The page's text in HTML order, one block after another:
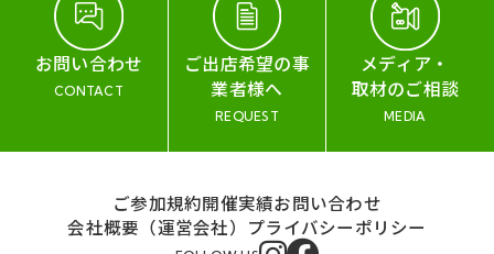
お問い合わせ
CONTACT
ご出店希望の事
業者様へ
REQUEST
メディア・
取材のご相談
MEDIA
ご参加規約開催実績お問い合わせ
会社概要（運営会社） プライバシーポリシー